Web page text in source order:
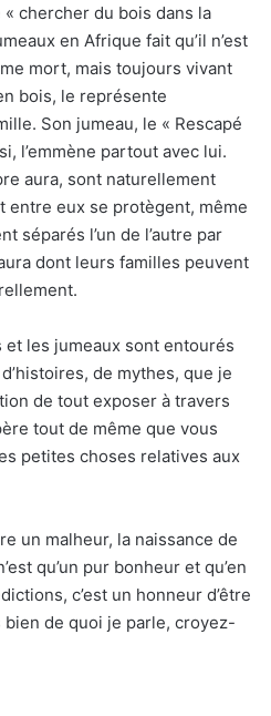
chercher du bois dans la
en Afrique fait qu’il n’est
mort, mais toujours vivant
bois, le représente
Son jumeau, le « Rescapé
l’emmène partout avec lui.
aura, sont naturellement
entre eux se protègent, même
séparés l’un de l’autre par
dont leurs familles peuvent
les jumeaux sont entourés
de mythes, que je
de tout exposer à travers
tout de même que vous
petites choses relatives aux
un malheur, la naissance de
qu’un pur bonheur et qu’en
c’est un honneur d’être
de quoi je parle, croyez-